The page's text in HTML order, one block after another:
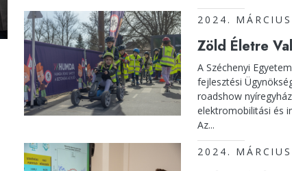
2024.
Zöld Életre
A Széchenyi
fejlesztési
roadshow
elektromobilitási és
Az...
2024.